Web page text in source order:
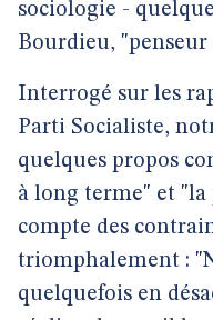
sociologie -
Bourdieu, "penseur
Interrogé sur les
Parti Socialiste,
quelques propos
à long terme" et
compte des
triomphalement :
quelquefois en